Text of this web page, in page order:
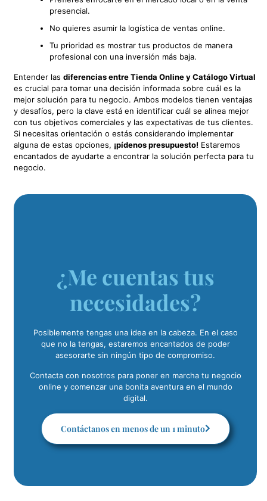
presencial.
No quieres asumir la logística de ventas online.
Tu prioridad es mostrar tus productos de manera
profesional con una inversión más baja.
Entender lasdiferencias entre Tienda Online y Catálogo Virtual
es crucial para tomar una decisión informada sobre cuál es la
mejor solución para tu negocio. Ambos modelos tienen ventajas
y desafíos, pero la clave está en identificar cuál se alinea mejor
con tus objetivos comerciales y las expectativas de tus clientes.
Si necesitas orientación o estás considerando implementar
alguna de estas opciones, ¡pídenos presupuesto! Estaremos
encantados de ayudarte a encontrar la solución perfecta para tu
negocio.
¿Me cuentas tus
necesidades?
Posiblemente tengas una idea en la cabeza. En el caso
que no la tengas, estaremos encantados de poder
asesorarte sin ningún tipo de compromiso.
Contacta con nosotros para poner en marcha tu negocio
online y comenzar una bonita aventura en el mundo
digital.
Contáctanos en menos de un 1 minuto